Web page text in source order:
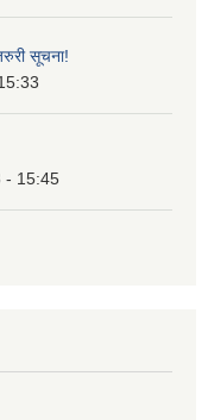
सूचना!
- 15:45